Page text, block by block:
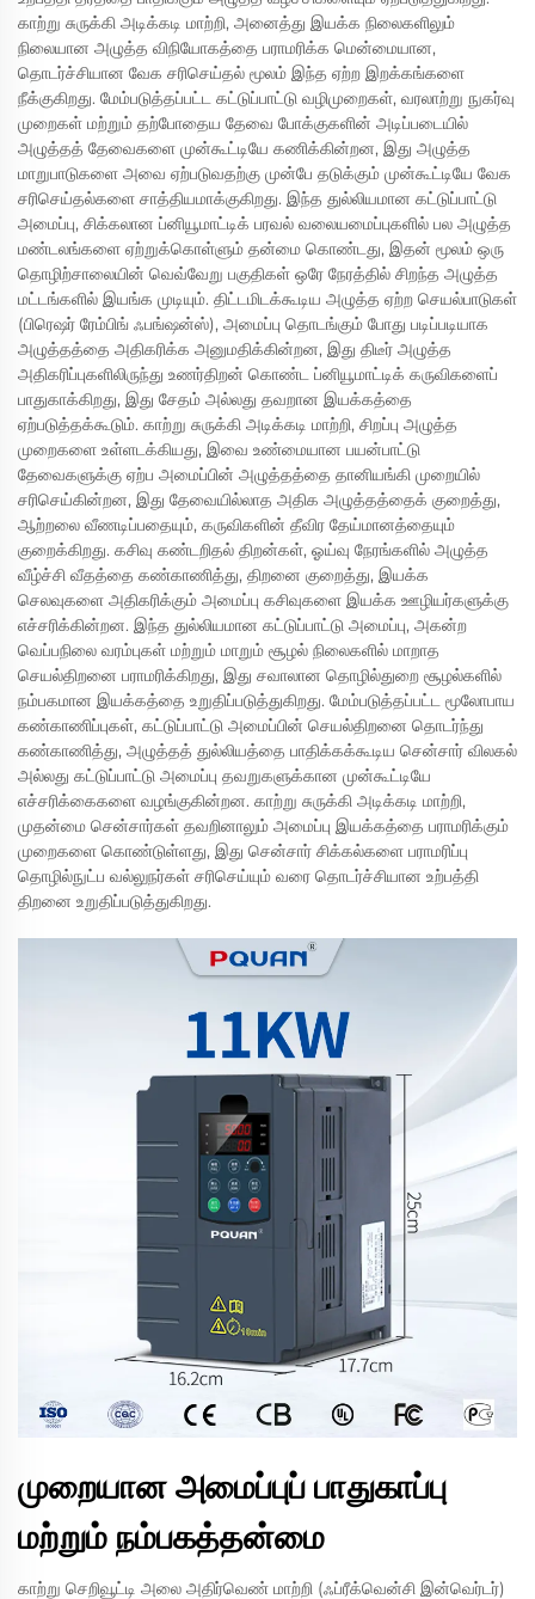
காற்று சுருக்கி அடிக்கடி மாற்றி, அனைத்து இயக்க நிலைகளிலும்
நிலையான அழுத்த விநியோகத்தை பராமரிக்க மென்மையான,
தொடர்ச்சியான வேக சரிசெய்தல் மூலம் இந்த ஏற்ற இறக்கங்களை
நீக்குகிறது. மேம்படுத்தப்பட்ட கட்டுப்பாட்டு வழிமுறைகள், வரலாற்று நுகர்வு
முறைகள் மற்றும் தற்போதைய தேவை போக்குகளின் அடிப்படையில்
அழுத்தத் தேவைகளை முன்கூட்டியே கணிக்கின்றன, இது அழுத்த
மாறுபாடுகளை அவை ஏற்படுவதற்கு முன்பே தடுக்கும் முன்கூட்டியே வேக
சரிசெய்தல்களை சாத்தியமாக்குகிறது. இந்த துல்லியமான கட்டுப்பாட்டு
அமைப்பு, சிக்கலான ப்னியூமாட்டிக் பரவல் வலையமைப்புகளில் பல அழுத்த
மண்டலங்களை ஏற்றுக்கொள்ளும் தன்மை கொண்டது, இதன் மூலம் ஒரு
தொழிற்சாலையின் வெவ்வேறு பகுதிகள் ஒரே நேரத்தில் சிறந்த அழுத்த
மட்டங்களில் இயங்க முடியும். திட்டமிடக்கூடிய அழுத்த ஏற்ற செயல்பாடுகள்
(பிரெஷர் ரேம்பிங் ஃபங்ஷன்ஸ்), அமைப்பு தொடங்கும் போது படிப்படியாக
அழுத்தத்தை அதிகரிக்க அனுமதிக்கின்றன, இது திடீர் அழுத்த
அதிகரிப்புகளிலிருந்து உணர்திறன் கொண்ட ப்னியூமாட்டிக் கருவிகளைப்
பாதுகாக்கிறது, இது சேதம் அல்லது தவறான இயக்கத்தை
ஏற்படுத்தக்கூடும். காற்று சுருக்கி அடிக்கடி மாற்றி, சிறப்பு அழுத்த
முறைகளை உள்ளடக்கியது, இவை உண்மையான பயன்பாட்டு
தேவைகளுக்கு ஏற்ப அமைப்பின் அழுத்தத்தை தானியங்கி முறையில்
சரிசெய்கின்றன, இது தேவையில்லாத அதிக அழுத்தத்தைக் குறைத்து,
ஆற்றலை வீணடிப்பதையும், கருவிகளின் தீவிர தேய்மானத்தையும்
குறைக்கிறது. கசிவு கண்டறிதல் திறன்கள், ஓய்வு நேரங்களில் அழுத்த
வீழ்ச்சி வீதத்தை கண்காணித்து, திறனை குறைத்து, இயக்க
செலவுகளை அதிகரிக்கும் அமைப்பு கசிவுகளை இயக்க ஊழியர்களுக்கு
எச்சரிக்கின்றன. இந்த துல்லியமான கட்டுப்பாட்டு அமைப்பு, அகன்ற
வெப்பநிலை வரம்புகள் மற்றும் மாறும் சூழல் நிலைகளில் மாறாத
செயல்திறனை பராமரிக்கிறது, இது சவாலான தொழில்துறை சூழல்களில்
நம்பகமான இயக்கத்தை உறுதிப்படுத்துகிறது. மேம்படுத்தப்பட்ட மூலோபாய
கண்காணிப்புகள், கட்டுப்பாட்டு அமைப்பின் செயல்திறனை தொடர்ந்து
கண்காணித்து, அழுத்தத் துல்லியத்தை பாதிக்கக்கூடிய சென்சார் விலகல்
அல்லது கட்டுப்பாட்டு அமைப்பு தவறுகளுக்கான முன்கூட்டியே
எச்சரிக்கைகளை வழங்குகின்றன. காற்று சுருக்கி அடிக்கடி மாற்றி,
முதன்மை சென்சார்கள் தவறினாலும் அமைப்பு இயக்கத்தை பராமரிக்கும்
முறைகளை கொண்டுள்ளது, இது சென்சார் சிக்கல்களை பராமரிப்பு
தொழில்நுட்ப வல்லுநர்கள் சரிசெய்யும் வரை தொடர்ச்சியான உற்பத்தி
திறனை உறுதிப்படுத்துகிறது.
முறையான அமைப்புப் பாதுகாப்பு
மற்றும் நம்பகத்தன்மை
காற்று செறிவூட்டி அலை அதிர்வெண் மாற்றி (ஃப்ரீக்வென்சி இன்வெர்டர்)